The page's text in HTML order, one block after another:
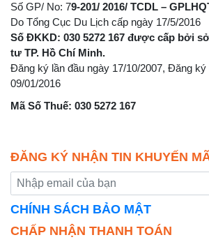
Số GP/ No: 79-201/ 2016/ TCDL –
Do Tổng Cục Du Lịch cấp ngày 17/5/2016
Số ĐKKD: 030 5272 167 được cấp bởi
tư TP. Hồ Chí Minh.
Đăng ký lần đầu ngày 17/10/2007, Đăng ký
09/01/2016
Mã Số Thuế: 030 5272 167
ĐĂNG KÝ NHẬN TIN KHUYẾN
CHÍNH SÁCH BẢO MẬT
CHẤP NHẬN THANH TOÁN